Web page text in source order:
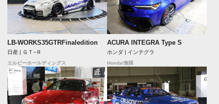
LB-WORKS35GTRFinaledition
日産 | ＧＴ−Ｒ
エルビーホールディングス
ACURA INTEGRA Type S
ホンダ | インテグラ
Honda/無限